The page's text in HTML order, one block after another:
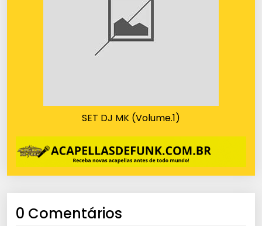
SET DJ MK (Volume.1)
0 Comentários